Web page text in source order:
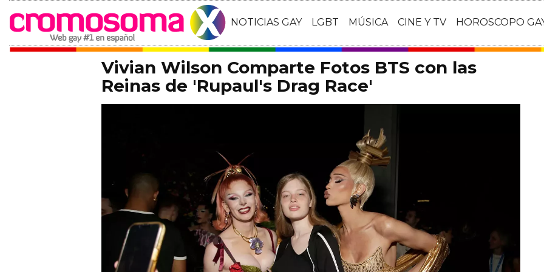
NOTICIAS GAY LGBT MÚSICA CINE Y TV HOROSCOPO
Vivian Wilson Comparte Fotos BTS con las
Reinas de 'Rupaul's Drag Race'